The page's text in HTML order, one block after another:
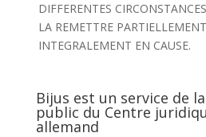
DIFFERENTES
LA REMETTRE
INTEGRALEMENT EN CAUSE.
Bijus est un service de
public du Centre
allemand